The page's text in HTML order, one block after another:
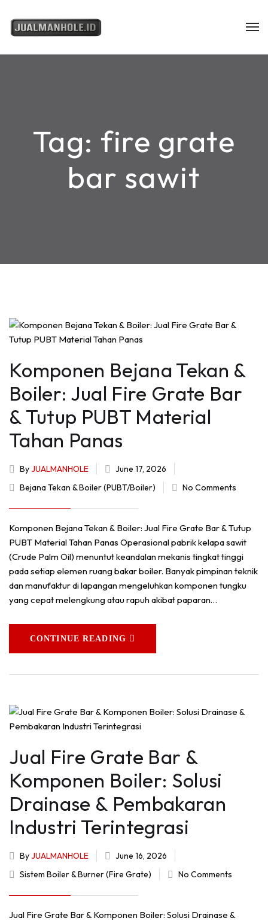
Tag: fire grate
bar sawit
Komponen Bejana Tekan &
Boiler: Jual Fire Grate Bar
& Tutup PUBT Material
Tahan Panas
ByJUALMANHOLE
June 17, 2026
Bejana Tekan & Boiler (PUBT/Boiler)
No Comments
Komponen Bejana Tekan & Boiler: Jual Fire Grate Bar & Tutup
PUBT Material Tahan Panas Operasional pabrik kelapa sawit
(Crude Palm Oil) menuntut keandalan mekanis tingkat tinggi
pada setiap elemen ruang bakar boiler. Banyak pimpinan teknik
dan manufaktur di lapangan mengeluhkan komponen tungku
yang cepat melengkung atau rapuh akibat paparan…
CONTINUE READING
Jual Fire Grate Bar &
Komponen Boiler: Solusi
Drainase & Pembakaran
Industri Terintegrasi
ByJUALMANHOLE
June 16, 2026
Sistem Boiler & Burner (Fire Grate)
No Comments
Jual Fire Grate Bar & Komponen Boiler: Solusi Drainase &